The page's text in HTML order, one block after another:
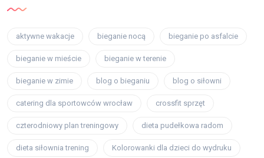
aktywne wakacje bieganie nocą bieganie po asfalcie
bieganie w mieście bieganie w terenie
bieganie w zimie blog o bieganiu blog o siłowni
catering dla sportowców wrocław crossfit sprzęt
czterodniowy plan treningowy dieta pudełkowa radom
dieta siłownia trening Kolorowanki dla dzieci do wydruku